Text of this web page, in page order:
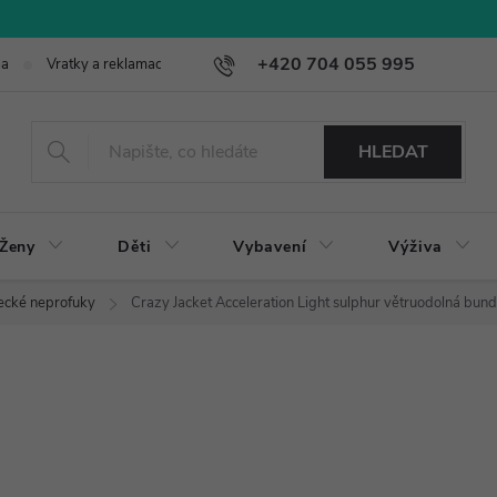
+420 704 055 995
Vratky a reklamace
HLEDAT
Ženy Děti Vybavení Výživa
neprofuky Crazy Jacket Acceleration Light sulphur větruodolná